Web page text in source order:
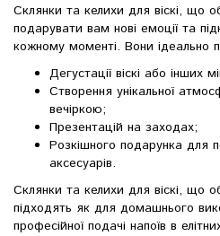
Склянки та келихи для віскі, що
подарувати вам нові емоції та
кожному моменті. Вони ідеально
Дегустації віскі або інших
Створення унікальної
вечіркою;
Презентацій на заходах;
Розкішного подарунка для
аксесуарів.
Склянки та келихи для віскі, що
підходять як для домашнього
професійної подачі напоїв в